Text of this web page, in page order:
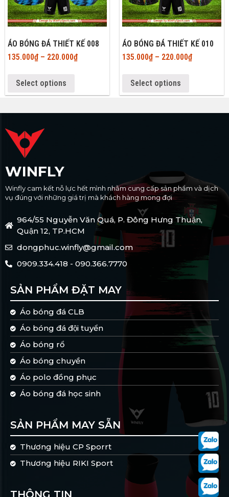
ÁO BÓNG ĐÁ THIẾT KẾ 008
135.000₫– 220.000₫
Select options
ÁO BÓNG ĐÁ THIẾT KẾ 010
135.000₫– 220.000₫
Select options
WINFLY
Winfly cam kết nỗ lực hết mình nhằm cung cấp sản phẩm và dịch
vụ đúng với những giá trị mà khách hàng mong đợi
964/55 Nguyễn Văn Quá, P. Đông Hưng Thuận,
Quận 12, TP.HCM
dongphuc.winfly@gmail.com
0909.334.418 - 090.366.7770
SẢN PHẨM ĐẶT MAY
Áo bóng đá CLB
Áo bóng đá đội tuyển
Áo bóng rổ
Áo bóng chuyền
Áo polo đồng phục
Áo bóng đá học sinh
SẢN PHẨM MAY SẴN
Thương hiệu CP Sporrt
Thương hiệu RIKI Sport